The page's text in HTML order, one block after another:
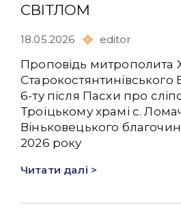
СВІТЛОМ
18.05.2026 editor
Проповідь митрополита
Старокостянтинівського
6-ту після Пасхи про
Троїцькому храмі с.
Віньковецького
2026 року
Читати далі >